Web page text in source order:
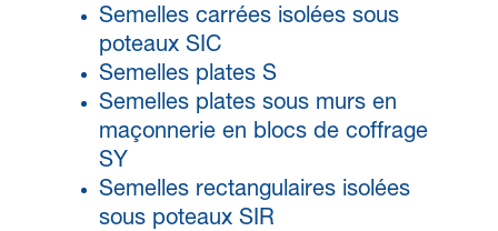
Semelles carrées isolées sous
poteaux SIC
Semelles plates S
Semelles plates sous murs en
maçonnerie en blocs de coffrage
SY
Semelles rectangulaires isolées
sous poteaux SIR